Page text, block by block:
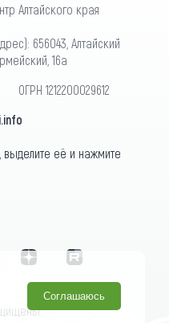
Алтайского края
656043, Алтайский
16а
1212200029612
выделите её и нажмите
Соглашаюсь